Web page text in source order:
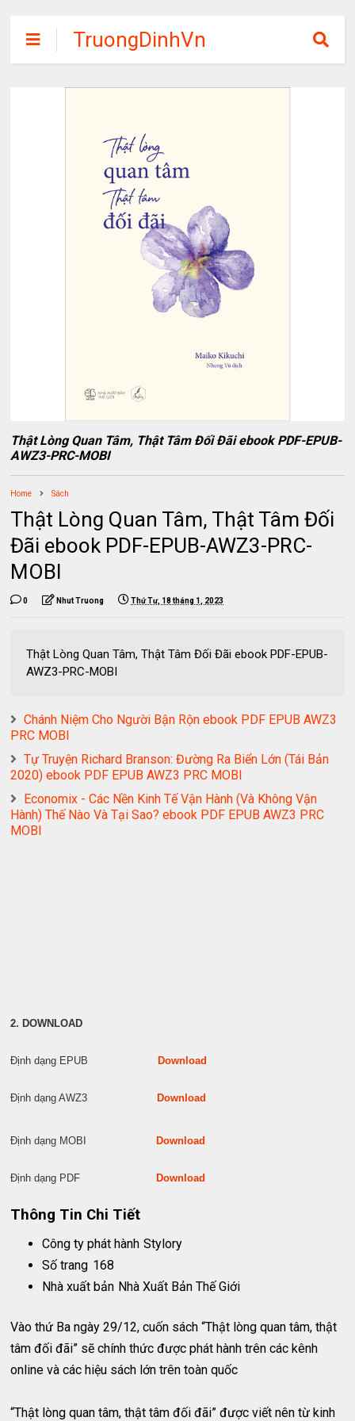
TruongDinhVn
Chia sẽ ebook,
các khóa học,
tập miễn phí
Thật Lòng Quan Tâm, Thật Tâm Đối Đãi ebook PDF-EPUB-
AWZ3-PRC-MOBI
Home Sách
Thật Lòng Quan Tâm, Thật Tâm Đối
Đãi ebook PDF-EPUB-AWZ3-PRC-
MOBI
0 Nhut Truong Thứ Tư, 18 tháng 1, 2023
Thật Lòng Quan Tâm, Thật Tâm Đối Đãi ebook PDF-EPUB-
AWZ3-PRC-MOBI
Chánh Niệm Cho Người Bận Rộn ebook PDF EPUB AWZ3
PRC MOBI
Tự Truyện Richard Branson: Đường Ra Biển Lớn (Tái Bản
2020) ebook PDF EPUB AWZ3 PRC MOBI
Economix - Các Nền Kinh Tế Vận Hành (Và Không Vận
Hành) Thế Nào Và Tại Sao? ebook PDF EPUB AWZ3 PRC
MOBI
2. DOWNLOAD
Định dạng EPUB Download
Định dạng AWZ3 Download
Định dạng MOBI Download
Định dạng PDF Download
Thông Tin Chi Tiết
Công ty phát hành Stylory
Số trang 168
Nhà xuất bản Nhà Xuất Bản Thế Giới
Vào thứ Ba ngày 29/12, cuốn sách “Thật lòng quan tâm, thật
tâm đối đãi” sẽ chính thức được phát hành trên các kênh
online và các hiệu sách lớn trên toàn quốc
“Thật lòng quan tâm, thật tâm đối đãi” được viết nên từ kinh